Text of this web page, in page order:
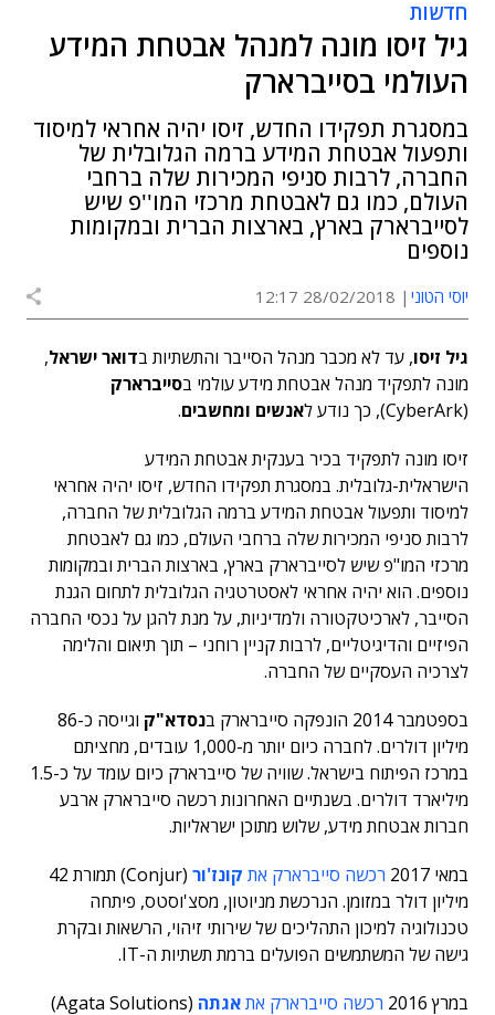
חדשות
גיל זיסו מונה למנהל אבטחת המידע
העולמי בסייברארק
במסגרת תפקידו החדש, זיסו יהיה אחראי למיסוד
ותפעול אבטחת המידע ברמה הגלובלית של
החברה, לרבות סניפי המכירות שלה ברחבי
העולם, כמו גם לאבטחת מרכזי המו''פ שיש
לסייברארק בארץ, בארצות הברית ובמקומות
נוספים
יוסי הטוני 28/02/2018 12:17
גיל זיסו, עד לא מכבר מנהל הסייבר והתשתיות בדואר ישראל,
מונה לתפקיד מנהל אבטחת מידע עולמי בסייברארק
(CyberArk), כך נודע ל
אנשים ומחשבים.
זיסו מונה לתפקיד בכיר בענקית אבטחת המידע
הישראלית-גלובלית. במסגרת תפקידו החדש, זיסו יהיה אחראי
למיסוד ותפעול אבטחת המידע ברמה הגלובלית של החברה,
לרבות סניפי המכירות שלה ברחבי העולם, כמו גם לאבטחת
מרכזי המו"פ שיש לסייברארק בארץ, בארצות הברית ובמקומות
נוספים. הוא יהיה אחראי לאסטרטגיה הגלובלית לתחום הגנת
הסייבר, לארכיטקטורה ולמדיניות, על מנת להגן על נכסי החברה
הפיזיים והדיגיטליים, לרבות קניין רוחני – תוך תיאום והלימה
לצרכיה העסקיים של החברה.
בספטמבר 2014 הונפקה סייברארק ב
נסדא"ק
וגייסה כ-86
מיליון דולרים. לחברה כיום יותר מ-1,000 עובדים, מחציתם
במרכז הפיתוח בישראל. שוויה של סייברארק כיום עומד על כ-1.5
מיליארד דולרים. בשנתיים האחרונות רכשה סייברארק ארבע
חברות אבטחת מידע, שלוש מתוכן ישראליות.
במאי 2017
רכשה סייברארק את קונז'ור
(Conjur) תמורת 42
מיליון דולר במזומן. הנרכשת מניוטון, מסצ'וסטס, פיתחה
טכנולוגיה למיכון התהליכים של שירותי זיהוי, הרשאות ובקרת
גישה של המשתמשים הפועלים ברמת תשתיות ה-IT.
במרץ 2016
רכשה סייברארק אתאגתה
(Agata Solutions)